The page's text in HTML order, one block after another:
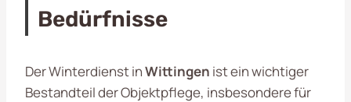
Bedürfnisse
Der Winterdienst inWittingen ist ein wichtiger
Bestandteil der Objektpflege, insbesondere für